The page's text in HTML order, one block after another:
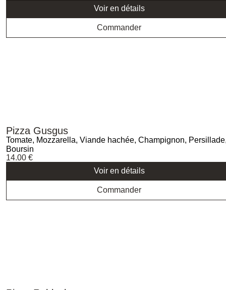
Voir en détails
Commander
Pizza Gusgus
Tomate, Mozzarella, Viande hachée, Champignon,
Boursin
14.00 €
Voir en détails
Commander